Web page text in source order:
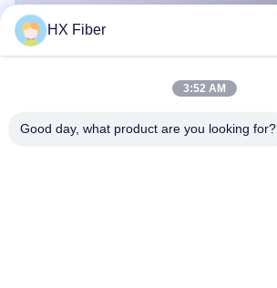
HX Fiber
3:52 AM
Good day, what product are you looking for?